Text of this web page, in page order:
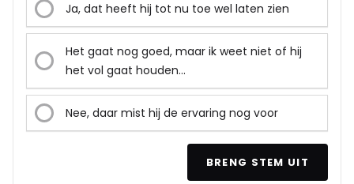
Ja, dat heeft hij tot nu toe wel laten zien
Het gaat nog goed, maar ik weet niet of hij
het vol gaat houden...
Nee, daar mist hij de ervaring nog voor
BRENG STEM UIT